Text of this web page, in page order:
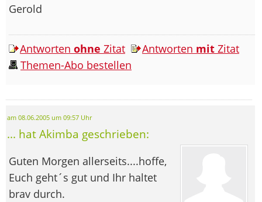
Gerold
Antworten ohne Zitat Antworten mit Zitat
Themen-Abo bestellen
am 08.06.2005 um 09:57 Uhr
... hat Akimba geschrieben:
Guten Morgen allerseits....hoffe,
Euch geht´s gut und Ihr haltet
brav durch.